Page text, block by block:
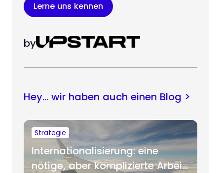
Lerne uns kennen
by
Hey… wir haben auch einen Blog >
Strategie
Internationalisierung: eine
nötige, aber komplizierte Arbeit